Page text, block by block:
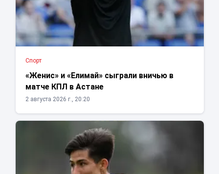
Спорт
«Женис» и «Елимай» сыграли вничью в
матче КПЛ в Астане
2 августа 2026 г., 20:20